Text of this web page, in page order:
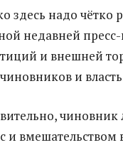
здесь надо чётко
недавней
и внешней
и
и вмешательством